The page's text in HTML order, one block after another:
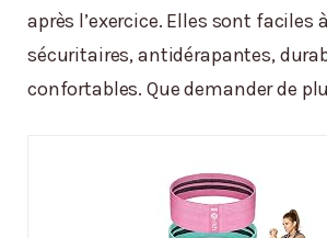
après l’exercice. Elles sont faciles
sécuritaires, antidérapantes,
confortables. Que demander de